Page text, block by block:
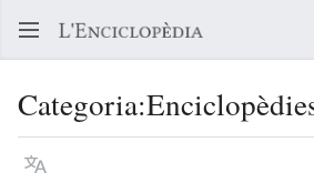
Categoria:
Llegir en un atre idioma